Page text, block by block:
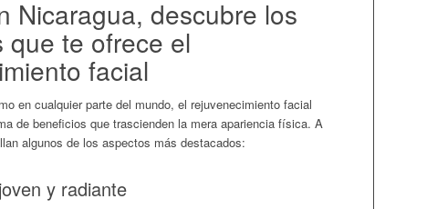
Nicaragua, descubre los
que te ofrece el
facial
en cualquier parte del mundo, el rejuvenecimiento facial
de beneficios que trascienden la mera apariencia física. A
algunos de los aspectos más destacados:
y radiante